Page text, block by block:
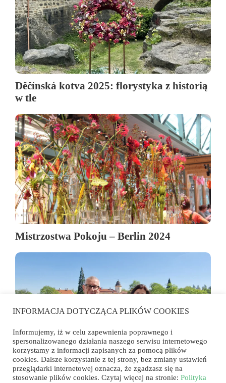
Děčínská kotva 2025: florystyka z historią
w tle
Mistrzostwa Pokoju – Berlin 2024
Powstało Polskie Towarzystwo
INFORMACJA DOTYCZĄCA PLIKÓW COOKIES
Informujemy, iż w celu zapewnienia poprawnego i
spersonalizowanego działania naszego serwisu internetowego
korzystamy z informacji zapisanych za pomocą plików
cookies. Dalsze korzystanie z tej strony, bez zmiany ustawień
przeglądarki internetowej oznacza, że zgadzasz się na
stosowanie plików cookies. Czytaj więcej na stronie: Polityka